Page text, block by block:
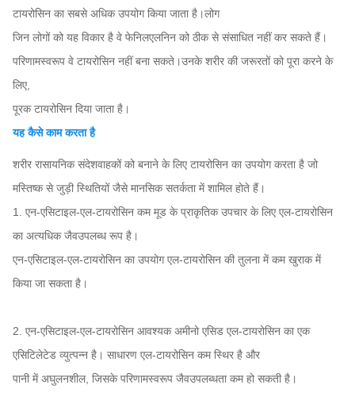
टायरोसिन का सबसे अधिक उपयोग किया जाता है।लोग
जिन लोगों को यह विकार है वे फेनिलएलनिन को ठीक से संसाधित नहीं कर सकते हैं।
परिणामस्वरूप वे टायरोसिन नहीं बना सकते।उनके शरीर की जरूरतों को पूरा करने के
लिए,
पूरक टायरोसिन दिया जाता है।
यह कैसे काम करता है
शरीर रासायनिक संदेशवाहकों को बनाने के लिए टायरोसिन का उपयोग करता है जो
मस्तिष्क से जुड़ी स्थितियों जैसे मानसिक सतर्कता में शामिल होते हैं।
1. एन-एसिटाइल-एल-टायरोसिन कम मूड के प्राकृतिक उपचार के लिए एल-टायरोसिन
का अत्यधिक जैवउपलब्ध रूप है।
एन-एसिटाइल-एल-टायरोसिन का उपयोग एल-टायरोसिन की तुलना में कम खुराक में
किया जा सकता है।
2. एन-एसिटाइल-एल-टायरोसिन आवश्यक अमीनो एसिड एल-टायरोसिन का एक
एसिटिलेटेड व्युत्पन्न है। साधारण एल-टायरोसिन कम स्थिर है और
पानी में अघुलनशील, जिसके परिणामस्वरूप जैवउपलब्धता कम हो सकती है।